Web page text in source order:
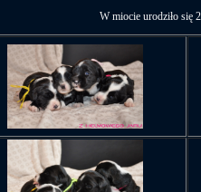
W miocie urodziło się